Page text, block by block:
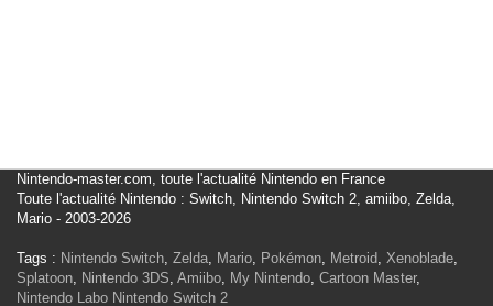
Nintendo-master.com, toute l'actualité Nintendo en France
Toute l'actualité Nintendo : Switch, Nintendo Switch 2, amiibo, Zelda,
Mario - 2003-2026
Tags : Nintendo Switch, Zelda, Mario, Pokémon, Metroid, Xenoblade,
Splatoon, Nintendo 3DS, Amiibo, My Nintendo, Cartoon Master,
Nintendo Labo Nintendo Switch 2